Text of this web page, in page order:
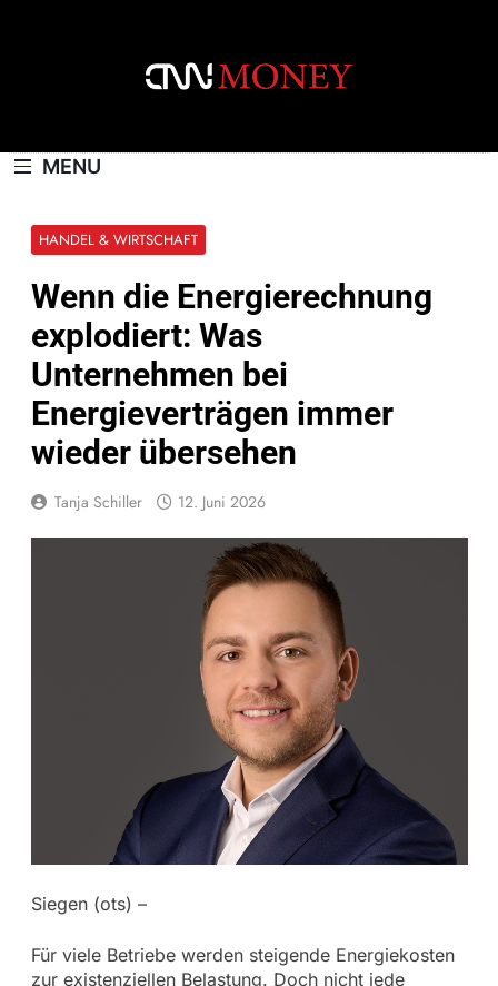
MENU
HANDEL & WIRTSCHAFT
Wenn die Energierechnung
explodiert: Was
Unternehmen bei
Energieverträgen immer
wieder übersehen
Tanja Schiller 12. Juni 2026
Siegen (ots) –
Für viele Betriebe werden steigende Energiekosten
zur existenziellen Belastung. Doch nicht jede